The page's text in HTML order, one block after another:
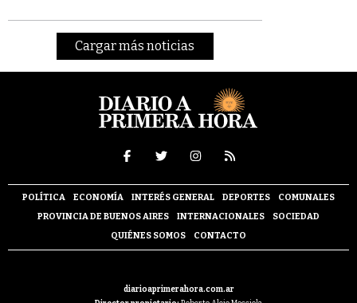
Cargar más noticias
POLÍTICA ECONOMÍA INTERÉS GENERAL DEPORTES
COMUNALES
PROVINCIA DE BUENOS AIRES
INTERNACIONALES
SOCIEDAD
QUIÉNES SOMOS
CONTACTO
diarioaprimerahora.com.ar